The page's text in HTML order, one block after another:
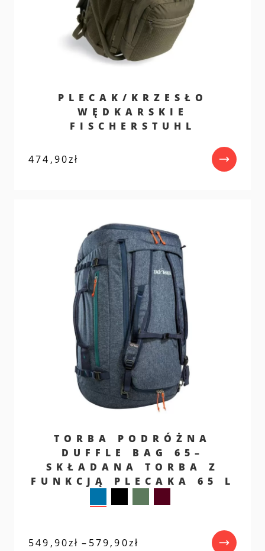
PLECAK/KRZESŁO
WĘDKARSKIE
FISCHERSTUHL
474,90zł
TORBA PODRÓŻNA
DUFFLE BAG 65–
SKŁADANA TORBA Z
FUNKCJĄ PLECAKA 65 L
549,90zł – 579,90zł